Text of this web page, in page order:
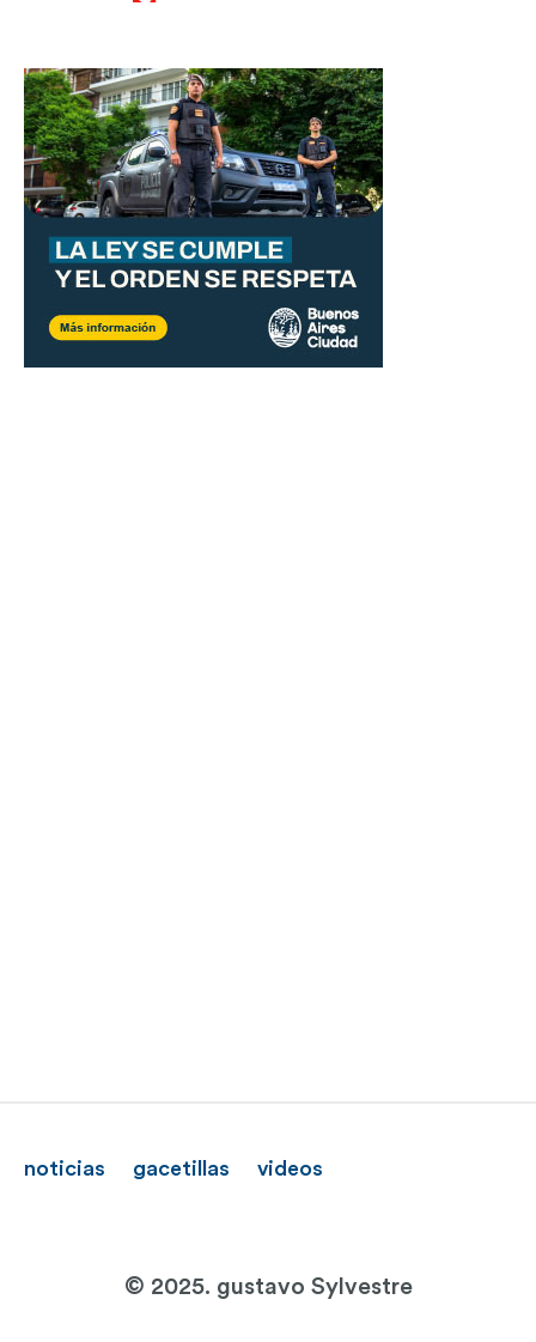
noticias gacetillas videos
© 2025. gustavo Sylvestre